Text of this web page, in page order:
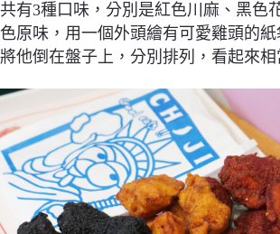
共有3種口味，分別是紅色川麻、黑色
色原味，用一個外頭繪有可愛雞頭的紙
將他倒在盤子上，分別排列，看起來相